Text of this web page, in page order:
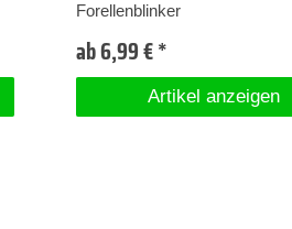
Forellenblinker
ab 6,99 € *
Artikel anzeigen